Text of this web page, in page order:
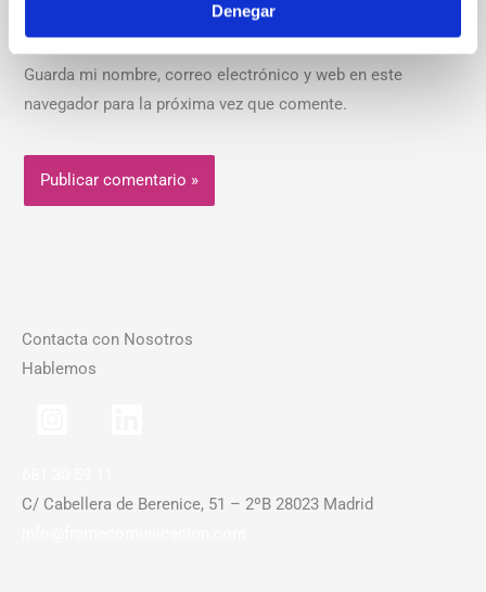
Denegar
Guarda mi nombre, correo electrónico y web en este
navegador para la próxima vez que comente.
Contacta con Nosotros
Hablemos
C/ Cabellera de Berenice, 51 – 2ºB 28023 Madrid